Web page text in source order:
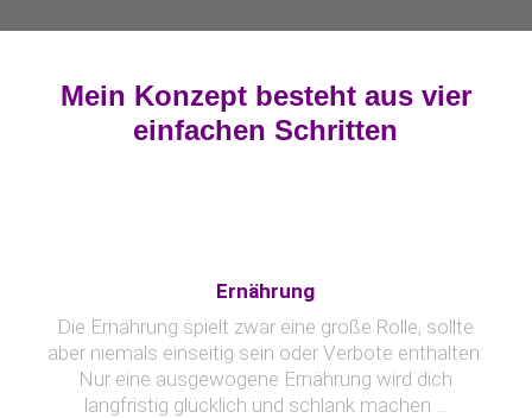
Mein Konzept besteht aus vier
einfachen Schritten
Ernährung
Die Ernährung spielt zwar eine große Rolle, sollte
aber niemals einseitig sein oder Verbote enthalten.
Nur eine ausgewogene Ernährung wird dich
langfristig glücklich und schlank machen ...